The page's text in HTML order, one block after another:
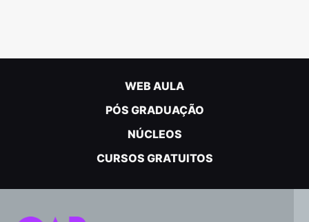
WEB AULA
PÓS GRADUAÇÃO
NÚCLEOS
CURSOS GRATUITOS